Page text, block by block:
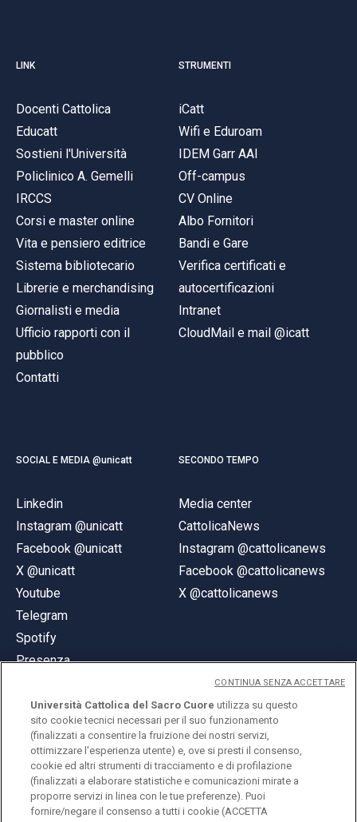
LINK
Docenti Cattolica
Educatt
Sostieni l'Università
Policlinico A. Gemelli
IRCCS
Corsi e master online
Vita e pensiero editrice
Sistema bibliotecario
Librerie e merchandising
Giornalisti e media
Ufficio rapporti con il
pubblico
Contatti
STRUMENTI
iCatt
Wifi e Eduroam
IDEM Garr AAI
Off-campus
CV Online
Albo Fornitori
Bandi e Gare
Verifica certificati e
autocertificazioni
Intranet
CloudMail e mail @icatt
SOCIAL E MEDIA @unicatt
Linkedin
Instagram @unicatt
Facebook @unicatt
X @unicatt
Youtube
Telegram
Spotify
Presenza
SECONDO TEMPO
Media center
CattolicaNews
Instagram @cattolicanews
Facebook @cattolicanews
X @cattolicanews
© Università Cattolica del Sacro Cuore
Largo A. Gemelli 1, 20123 Milano
PI 02133120150
Università Cattolica del Sacro Cuore utilizza su questo
sito cookie tecnici necessari per il suo funzionamento
(finalizzati a consentire la fruizione dei nostri servizi,
ottimizzare l'esperienza utente) e, ove si presti il consenso,
cookie ed altri strumenti di tracciamento e di profilazione
(finalizzati a elaborare statistiche e comunicazioni mirate a
proporre servizi in linea con le tue preferenze). Puoi
fornire/negare il consenso a tutti i cookie (ACCETTA
CONTINUA SENZA ACCETTARE